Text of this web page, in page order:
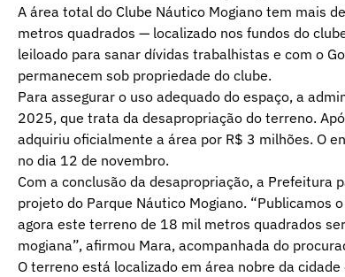
A área total do Clube Náutico Mogiano tem mais
metros quadrados — localizado nos fundos do
leiloado para sanar dívidas trabalhistas e com o
permanecem sob propriedade do clube.
Para assegurar o uso adequado do espaço, a
2025, que trata da desapropriação do terreno.
adquiriu oficialmente a área por R$ 3 milhões. O
no dia 12 de novembro.
Com a conclusão da desapropriação, a Prefeitura
projeto do Parque Náutico Mogiano. “Publicamos
agora este terreno de 18 mil metros quadrados
mogiana”, afirmou Mara, acompanhada do
O terreno está localizado em área nobre da